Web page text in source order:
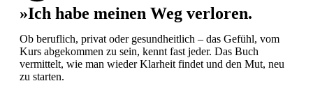
»Ich habe meinen Weg verloren.
Ob beruflich, privat oder gesundheitlich – das Gefühl, vom
Kurs abgekommen zu sein, kennt fast jeder. Das Buch
vermittelt, wie man wieder Klarheit findet und den Mut, neu
zu starten.